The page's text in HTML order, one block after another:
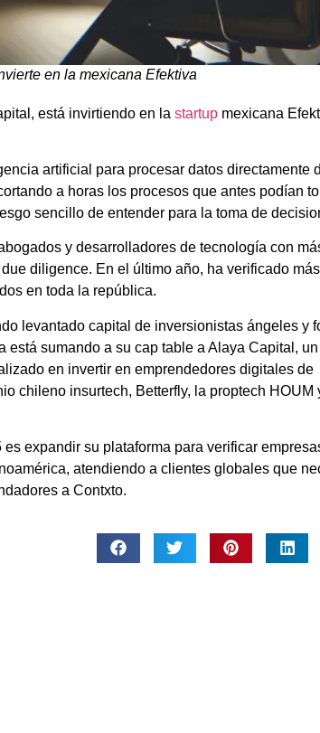
en la mexicana Efektiva
está invirtiendo en la startup mexicana
artificial para procesar datos directamente
a horas los procesos que antes podían
sencillo de entender para la toma de
y desarrolladores de tecnología con
diligence. En el último año, ha verificado
en toda la república.
levantado capital de inversionistas ángeles y
está sumando a su cap table a Alaya Capital,
en invertir en emprendedores digitales de
chileno insurtech, Betterfly, la proptech HOUM
expandir su plataforma para verificar
atendiendo a clientes globales que
a Contxto.